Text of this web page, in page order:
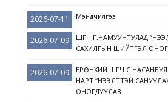
2026-07-11 Мэндчилгээ
2026-07-09
ШҮҮГЧ Г.НАМУУНТУЯАД
САХИЛГЫН ШИЙТГЭЛ
2026-07-09
ЕРӨНХИЙ ШҮҮГЧ
НАРТ “НЭЭЛТТЭЙ
ОНОГДУУЛАВ